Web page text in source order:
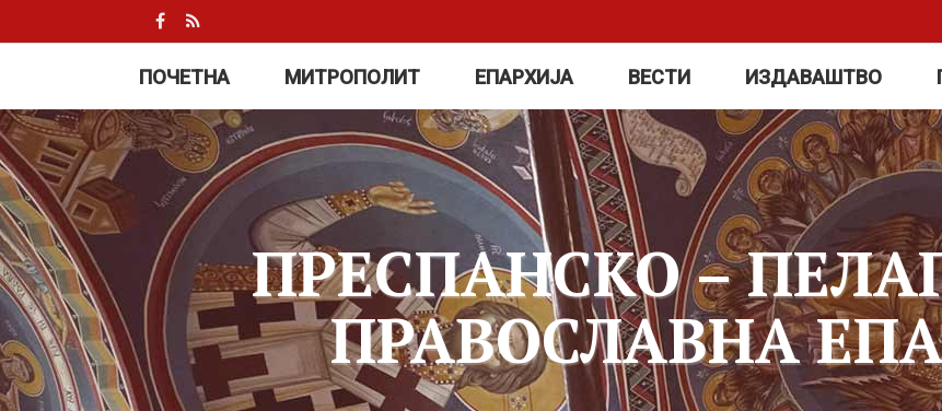
ПОЧЕТНА МИТРОПОЛИТ ЕПАРХИЈА ВЕСТИ ИЗДАВАШТВО
ПРЕСПАНСКО –
ПРАВОСЛАВНА